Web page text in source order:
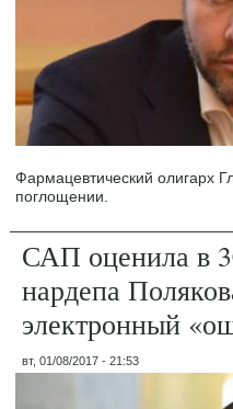
Фармацевтический олигарх
поглощении.
САП оценила в
нардепа
электронный
вт, 01/08/2017 - 21:53